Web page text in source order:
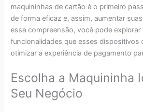
maquininhas de cartão é o primeiro
de forma eficaz e, assim, aumentar
essa compreensão, você pode explorar
funcionalidades que esses dispositivos
otimizar a experiência de pagamento
Escolha a Maquininha
Seu Negócio